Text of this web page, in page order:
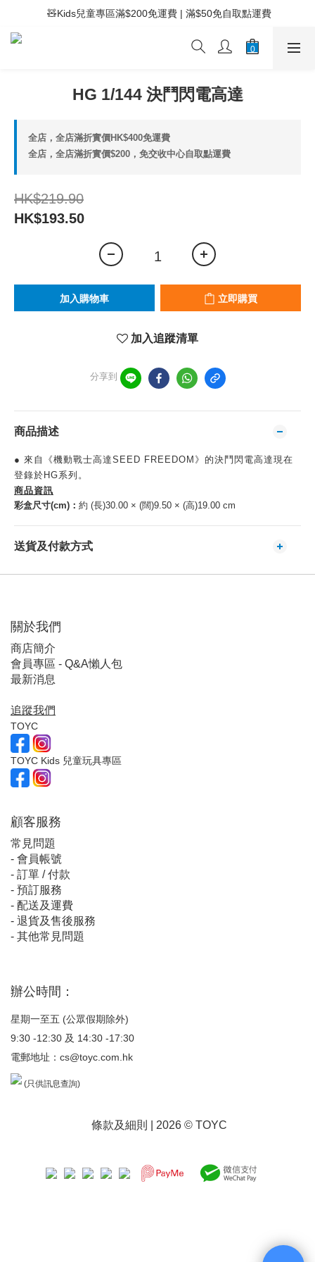
⚡滿$400免運費 | 滿$200免Easy Trade自取點運費
🧸Kids兒童專區滿$200免運費 | 滿$50免自取點運費
⚡滿$400免運費 | 滿$200免Easy Trade自取點運費
HG 1/144 決鬥閃電高達
全店，全店滿折實價HK$400免運費
全店，全店滿折實價$200，免交收中心自取點運費
HK$219.90
HK$193.50
加入購物車 立即購買
加入追蹤清單
分享到
商品描述
● 來自《機動戰士高達SEED FREEDOM》的決鬥閃電高達現在
登錄於HG系列。
商品資訊
彩盒尺寸(cm)： 約 (長)30.00 × (闊)9.50 × (高)19.00 cm
送貨及付款方式
關於我們
商店簡介
會員專區 - Q&A懶人包
最新消息
追蹤我們
TOYC
TOYC Kids 兒童玩具專區
顧客服務
常見問題
- 會員帳號
- 訂單 / 付款
- 預訂服務
- 配送及運費
- 退貨及售後服務
- 其他常見問題
辦公時間：
星期一至五 (公眾假期除外)
9:30 -12:30 及 14:30 -17:30
電郵地址： cs@toyc.com.hk
(只供訊息查詢)
條款及細則 | 2026 © TOYC